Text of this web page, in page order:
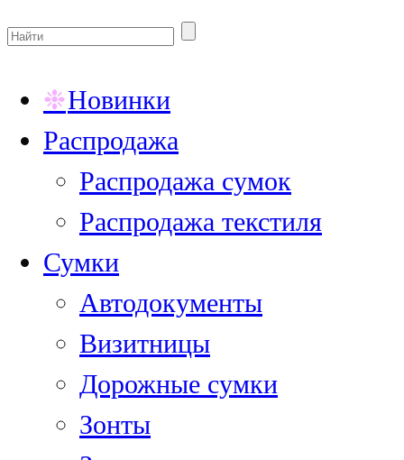
Новинки
Распродажа
Распродажа сумок
Распродажа текстиля
Сумки
Автодокументы
Визитницы
Дорожные сумки
Зонты